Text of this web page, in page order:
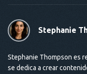
Stephanie
Stephanie Thompson es
se dedica a crear